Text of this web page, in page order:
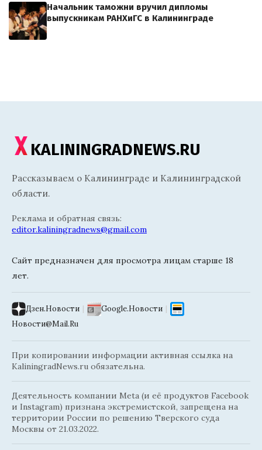
Начальник таможни вручил дипломы
выпускникам РАНХиГС в Калининграде
KALININGRADNEWS.RU
Рассказываем о Калининграде и Калининградской
области.
Реклама и обратная связь:
editor.kaliningradnews@gmail.com
Сайт предназначен для просмотра лицам старше 18
лет.
Дзен.Новости | Google.Новости |
Новости@Mail.Ru
При копировании информации активная ссылка на
KaliningradNews.ru обязательна.
Деятельность компании Meta (и её продуктов Facebook
и Instagram) признана экстремистской, запрещена на
территории России по решению Тверского суда
Москвы от 21.03.2022.